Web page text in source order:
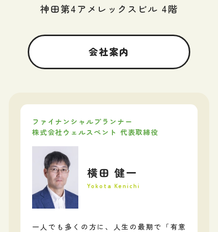
神田第4アメレックスビル 4階
会社案内
ファイナンシャルプランナー
株式会社ウェルスペント 代表取締役
横田 健一
Yokota Kenichi
一人でも多くの方に、人生の最期で「有意